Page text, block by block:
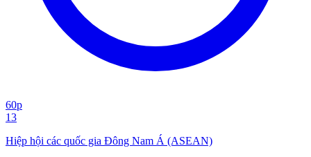
60p
13
Hiệp hội các quốc gia Đông Nam Á (ASEAN)